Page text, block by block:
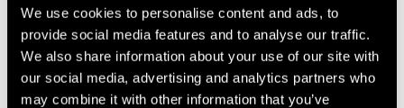
We use cookies to personalise content and ads, to
provide social media features and to analyse our traffic.
We also share information about your use of our site with
our social media, advertising and analytics partners who
may combine it with other information that you’ve
HET LAATSTE NIEUWS